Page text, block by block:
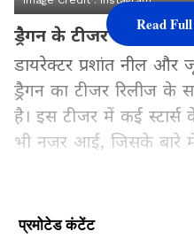
ड्रैगन के टीजर में दिखीं
डायरेक्टर प्रशांत नील और
ड्रैगन का टीजर रिलीज के
है। इस टीजर में कई
भी नजर आई, जिसके बारे में
Read